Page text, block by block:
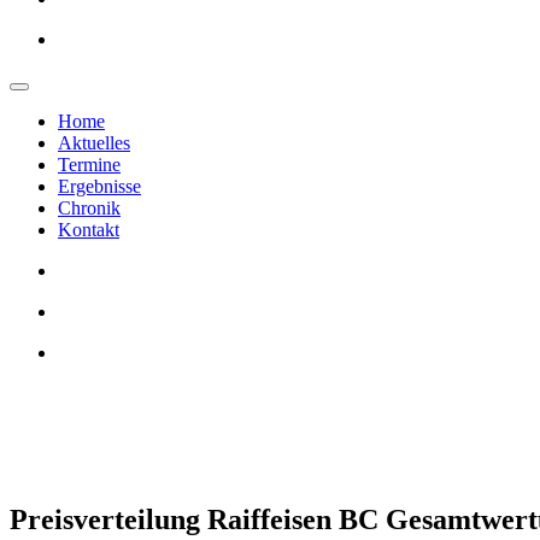
Home
Aktuelles
Termine
Ergebnisse
Chronik
Kontakt
Preisverteilung Raiffeisen BC